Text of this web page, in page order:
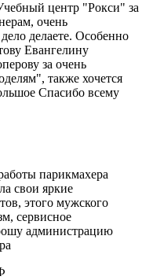
центр "Рокси" за
очень
делаете. Особенно
Евангелину
за очень
также хочется
Спасибо всему
парикмахера
свои яркие
этого мужского
сервисное
администрацию